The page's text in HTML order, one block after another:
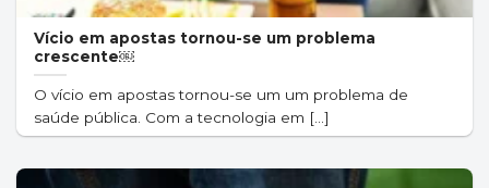
Vício em apostas tornou-se um problema
crescente￼
O vício em apostas tornou-se um um problema de
saúde pública. Com a tecnologia em [...]